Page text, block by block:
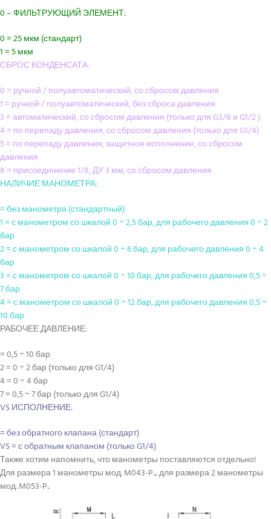
0 – ФИЛЬТРУЮЩИЙ ЭЛЕМЕНТ:
0 = 25 мкм (стандарт)
1 = 5 мкм
СБРОС КОНДЕНСАТА:
0 = ручной / полуавтоматический, со сбросом давления
1 = ручной / полуавтоматический, без сброса давления
3 = автоматический, со сбросом давления (только для G3/8 и G1/2 )
4 = по перепаду давления, со сбросом давления (только для G1/4)
5 = по перепаду давления, защитное исполнение, со сбросом
давления
8 = присоединение 1/8, ДУ 3 мм, со сбросом давления
НАЛИЧИЕ МАНОМЕТРА:
= без манометра (стандартный)
1 = с манометром со шкалой 0 ÷ 2,5 бар, для рабочего давления 0 ÷ 2
бар
2 = с манометром со шкалой 0 ÷ 6 бар, для рабочего давления 0 ÷ 4
бар
3 = с манометром со шкалой 0 ÷ 10 бар, для рабочего давления 0,5 ÷
7 бар
4 = с манометром со шкалой 0 ÷ 12 бар, для рабочего давления 0,5 ÷
10 бар
РАБОЧЕЕ ДАВЛЕНИЕ:
= 0,5 ÷ 10 бар
2 = 0 ÷ 2 бар (только для G1/4)
4 = 0 ÷ 4 бар
7 = 0,5 ÷ 7 бар (только для G1/4)
VS ИСПОЛНЕНИЕ:
= без обратного клапана (стандарт)
VS = с обратным клапаном (только G1/4)
Также хотим напомнить, что манометры поставляются отдельно!
Для размера 1 манометры мод. M043-P..; для размера 2 манометры
мод. M053-P..